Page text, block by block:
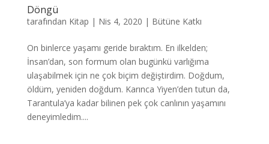
Döngü
tarafından Kitap | Nis 4, 2020 | Bütüne Katkı
On binlerce yaşamı geride bıraktım. En ilkelden;
İnsan’dan, son formum olan bugünkü varlığıma
ulaşabilmek için ne çok biçim değiştirdim. Doğdum,
öldüm, yeniden doğdum. Karınca Yiyen’den tutun da,
Tarantula’ya kadar bilinen pek çok canlının yaşamını
deneyimledim....